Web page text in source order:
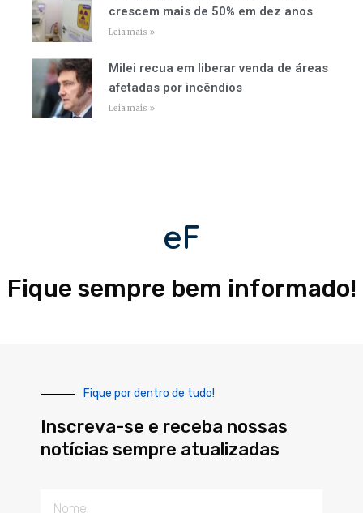
crescem mais de 50% em dez anos
Leia mais »
Milei recua em liberar venda de áreas
afetadas por incêndios
Leia mais »
eF
Fique sempre bem informado!
Fique por dentro de tudo!
Inscreva-se e receba nossas
notícias sempre atualizadas